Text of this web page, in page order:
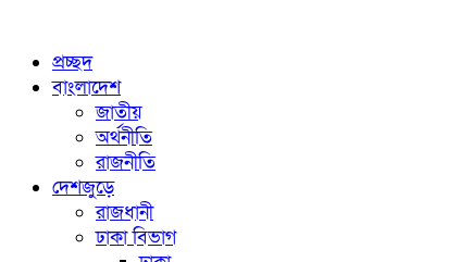
প্রচ্ছদ
বাংলাদেশ
জাতীয়
অর্থনীতি
রাজনীতি
দেশজুড়ে
রাজধানী
ঢাকা বিভাগ